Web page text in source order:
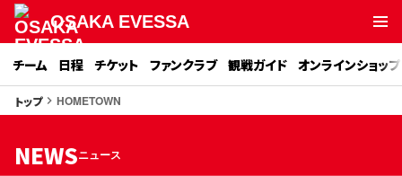
OSAKA EVESSA
チーム 日程 チケット ファンクラブ 観戦ガイド オンラインショップ
トップkeyboard_arrow_right HOMETOWN
NEWSニュース